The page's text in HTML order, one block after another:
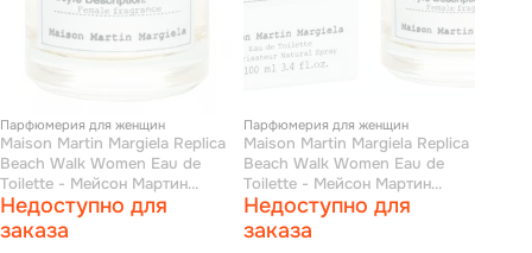
Парфюмерия для женщин
Maison Martin Margiela Replica
Beach Walk Women Eau de
Toilette - Мейсон Мартин
Марджела прогулка по пляжу
туалетная вода 100 мл (тестер)
Недоступно для
заказа
Парфюмерия для женщин
Maison Martin Margiela Replica
Beach Walk Women Eau de
Toilette - Мейсон Мартин
Марджела прогулка по пляжу
туалетная вода 100 мл
Недоступно для
заказа